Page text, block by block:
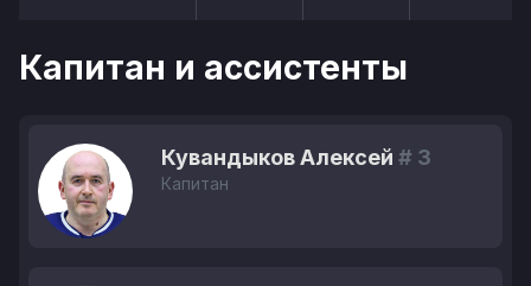
Капитан и ассистенты
Кувандыков Алексей # 3
Капитан